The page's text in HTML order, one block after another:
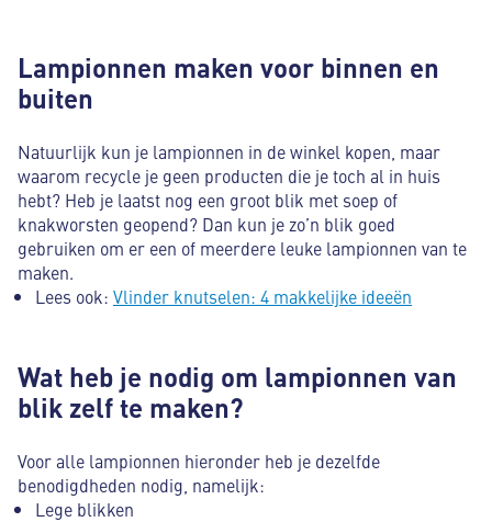
Lampionnen maken voor binnen en
buiten
Natuurlijk kun je lampionnen in de winkel kopen, maar
waarom recycle je geen producten die je toch al in huis
hebt? Heb je laatst nog een groot blik met soep of
knakworsten geopend? Dan kun je zo’n blik goed
gebruiken om er een of meerdere leuke lampionnen van te
maken.
Lees ook: Vlinder knutselen: 4 makkelijke ideeën
Wat heb je nodig om lampionnen van
blik zelf te maken?
Voor alle lampionnen hieronder heb je dezelfde
benodigdheden nodig, namelijk:
Lege blikken